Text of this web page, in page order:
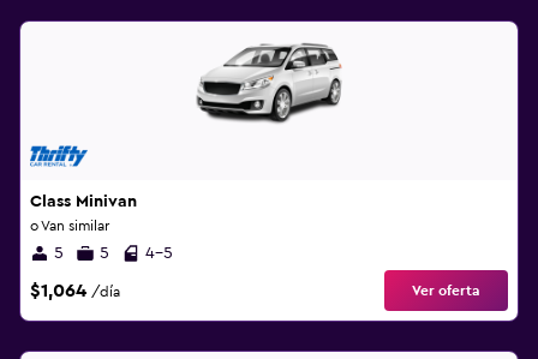
Class Minivan
o Van similar
5 5 4-5
$1,064 /día Ver oferta